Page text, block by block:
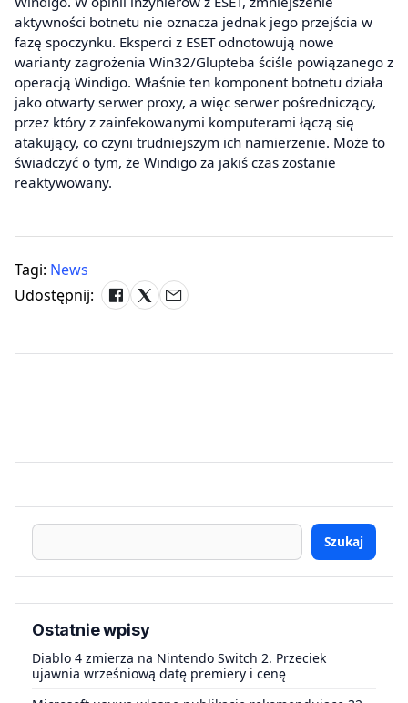
aktywności botnetu nie oznacza jednak jego przejścia w
fazę spoczynku. Eksperci z ESET odnotowują nowe
warianty zagrożenia Win32/Glupteba ściśle powiązanego z
operacją Windigo. Właśnie ten komponent botnetu działa
jako otwarty serwer proxy, a więc serwer pośredniczący,
przez który z zainfekowanymi komputerami łączą się
atakujący, co czyni trudniejszym ich namierzenie. Może to
świadczyć o tym, że Windigo za jakiś czas zostanie
reaktywowany.
Tagi: News
Udostępnij:
Szukaj
Ostatnie wpisy
Diablo 4 zmierza na Nintendo Switch 2. Przeciek
ujawnia wrześniową datę premiery i cenę